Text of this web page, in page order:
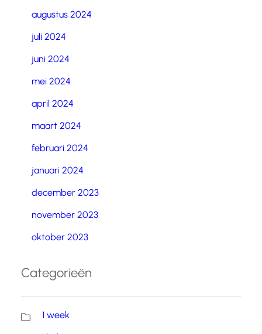
augustus 2024
juli 2024
juni 2024
mei 2024
april 2024
maart 2024
februari 2024
januari 2024
december 2023
november 2023
oktober 2023
Categorieën
1 week